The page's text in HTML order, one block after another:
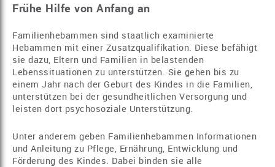
Frühe Hilfe von Anfang an
Familienhebammen sind staatlich examinierte
Hebammen mit einer Zusatzqualifikation. Diese befähigt
sie dazu, Eltern und Familien in belastenden
Lebenssituationen zu unterstützen. Sie gehen bis zu
einem Jahr nach der Geburt des Kindes in die Familien,
unterstützen bei der gesundheitlichen Versorgung und
leisten dort psychosoziale Unterstützung.
Unter anderem geben Familienhebammen Informationen
und Anleitung zu Pflege, Ernährung, Entwicklung und
Förderung des Kindes. Dabei binden sie alle